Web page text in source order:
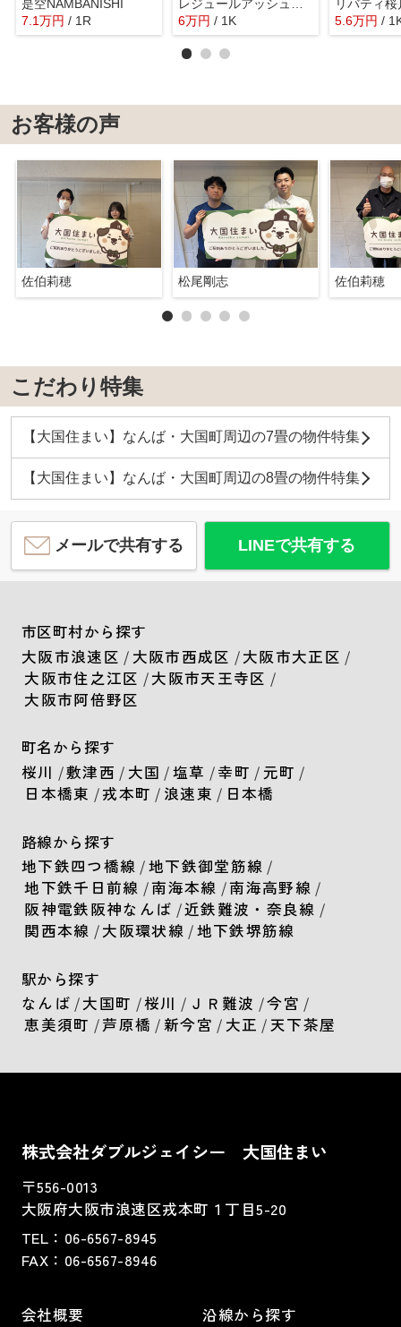
是空NAMBANISHI
7.1万円 / 1R
6万円 / 1K
リバティ桜
5.6万円 /
お客様の声
佐伯莉穂 松尾剛志 佐伯莉穂
こだわり特集
【大国住まい】なんば・大国町周辺の7畳の物件特集
【大国住まい】なんば・大国町周辺の8畳の物件特集
メールで共有する LINEで共有する
市区町村から探す
大阪市浪速区 / 大阪市西成区 /大阪市大正区 /
大阪市住之江区 /大阪市天王寺区 /
大阪市阿倍野区
町名から探す
桜川 /敷津西 / 大国 /塩草 /幸町 / 元町 /
日本橋東 /戎本町 / 浪速東 / 日本橋
路線から探す
地下鉄四つ橋線 /地下鉄御堂筋線 /
地下鉄千日前線 /南海本線 /南海高野線 /
阪神電鉄阪神なんば /近鉄難波・奈良線 /
関西本線 /大阪環状線 /地下鉄堺筋線
駅から探す
なんば /大国町 /桜川 / ＪＲ難波 /今宮 /
恵美須町 /芦原橋 /新今宮 / 大正 /天下茶屋
株式会社ダブルジェイシー 大国住まい
〒556-0013
大阪府大阪市浪速区戎本町１丁目5-20
TEL： 06-6567-8945
FAX：06-6567-8946
会社概要
沿線から探す